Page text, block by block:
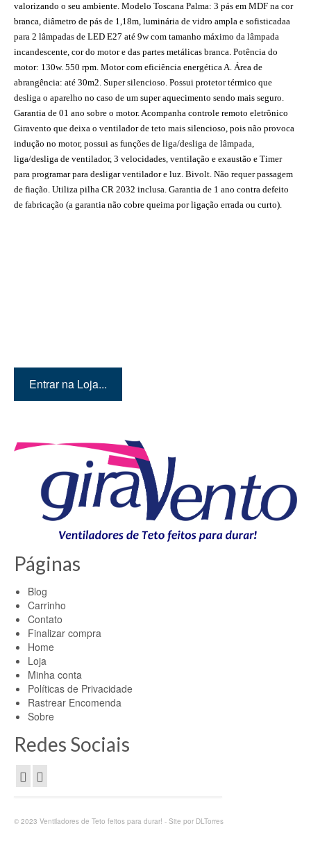
valorizando o seu ambiente. Modelo Toscana Palma: 3 pás em MDF na cor
branca, diâmetro de pás de 1,18m, luminária de vidro ampla e sofisticadaa
para 2 lâmpadas de LED E27 até 9w com tamanho máximo da lâmpada
incandescente, cor do motor e das partes metálicas branca. Potência do
motor: 130w. 550 rpm. Motor com eficiência energética A. Área de
abrangência: até 30m2. Super silencioso. Possui protetor térmico que
desliga o aparelho no caso de um super aquecimento sendo mais seguro.
Garantia de 01 ano sobre o motor. Acompanha controle remoto eletrônico
Giravento que deixa o ventilador de teto mais silencioso, pois não provoca
indução no motor, possui as funções de liga/desliga de lâmpada,
liga/desliga de ventilador, 3 velocidades, ventilação e exaustão e Timer
para programar para desligar ventilador e luz. Bivolt. Não requer passagem
de fiação. Utiliza pilha CR 2032 inclusa. Garantia de 1 ano contra defeito
de fabricação (a garantia não cobre queima por ligação errada ou curto).
Entrar na Loja...
Páginas
Blog
Carrinho
Contato
Finalizar compra
Home
Loja
Minha conta
Políticas de Privacidade
Rastrear Encomenda
Sobre
Redes Sociais
© 2023 Ventiladores de Teto feitos para durar! - Site por DLTorres